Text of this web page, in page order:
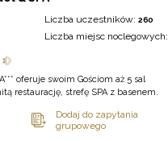
Liczba uczestników: 260
Liczba miejsc noclegowych:
oferuje swoim Gościom aż 5 sal
restaurację, strefę SPA z basenem.